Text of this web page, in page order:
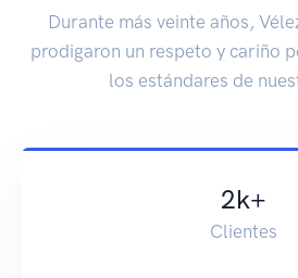
Durante más veinte años,
prodigaron un respeto y cariño
los estándares de
2k+
Clientes